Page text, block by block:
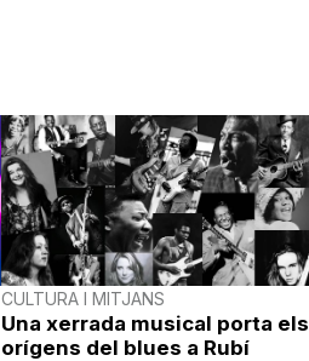
CULTURA I MITJANS
Una xerrada musical porta els
orígens del blues a Rubí